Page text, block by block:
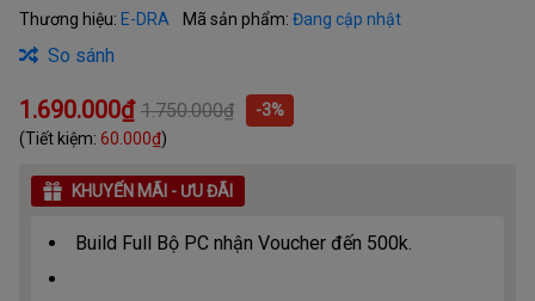
Thương hiệu: E-DRA Mã sản phẩm: Đang cập nhật
So sánh
1.690.000₫ 1.750.000₫
-3%
(Tiết kiệm: 60.000₫)
KHUYẾN MÃI - ƯU ĐÃI
Build Full Bộ PC nhận Voucher đến 500k.